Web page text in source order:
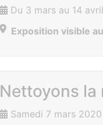
Du 3 mars au 14
Exposition visible
Nettoyons la
Samedi 7 mars